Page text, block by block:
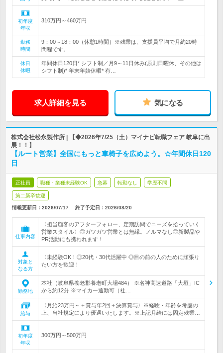
初年度
年収
310万円～460万円
勤務
時間
9：00～18：00（休憩1時間）※残業は、支援員平均で月約20時
間程です。
休日
休暇
年間休日120日* シフト制／月9～11日休み(原則日曜休、その他は
シフト制)* 年末年始休暇* 有…
求人詳細を見る 気になる
株式会社松永製作所 | 【◆2026年7/25（土）マイナビ転職フェア 岐阜に出
展！！】
【ルート営業】全国にもっと車椅子を広めよう。☆年間休日120
日
正社員 職種・業種未経験OK 急募 転勤なし 学歴不問
第二新卒歓迎
情報更新日：2026/07/17 終了予定日： 2026/08/20
仕事内容
〈担当顧客のアフターフォロー、定期訪問でニーズを拾っていく
営業スタイル〉◎ガツガツ営業とは無縁。ノルマなし◎新製品や
PR活動にも携われます！
対象と
なる方
〈未経験OK！◎20代・30代活躍中 ◎目の前の人のために頑張り
たい方を歓迎！
勤務地
本社（岐阜県養老郡養老町大場484） ※名神高速道路「大垣」IC
から約12分 ※マイカー通勤可（社…
給与
〈月給23万円～＋賞与年2回＋決算賞与〉※経験・年齢を考慮の
上、当社規定により優遇いたします。※上記月給には固定残業…
初年度
年収
300万円～500万円